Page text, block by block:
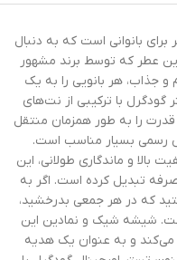
بانوانی است که به دنبال
عطر که توسط برند مشهور
و جذاب، هر بانویی را به یک
با ترکیبی از نت‌های
قدرت را به طور همزمان منتقل
رسمی بسیار مناسب است.
بالا و ماندگاری طولانی، این
تبدیل کرده است. اگر به
که در هر جمعی بدرخشید،
شیشه شیک و نمادین این
می‌کند و به عنوان یک هدیه